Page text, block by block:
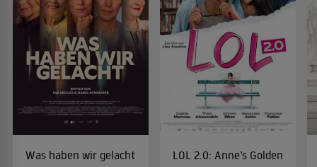
Was haben wir gelacht
LOL 2.0: Anne’s Golden